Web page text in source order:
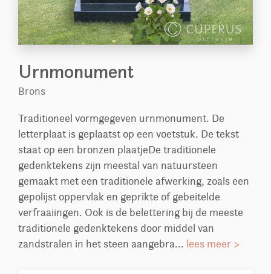
Urnmonument
Brons
Traditioneel vormgegeven urnmonument. De
letterplaat is geplaatst op een voetstuk. De tekst
staat op een bronzen plaatjeDe traditionele
gedenktekens zijn meestal van natuursteen
gemaakt met een traditionele afwerking, zoals een
gepolijst oppervlak en geprikte of gebeitelde
verfraaiingen. Ook is de belettering bij de meeste
traditionele gedenktekens door middel van
zandstralen in het steen aangebra... lees meer >